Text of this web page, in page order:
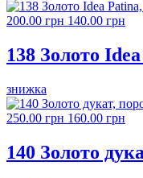
200.00 грн 140.00 грн
138 Золото
знижка
250.00 грн 160.00 грн
140 Золото